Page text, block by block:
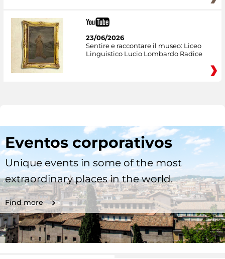
23/06/2026
Sentire e raccontare il museo: Liceo
Linguistico Lucio Lombardo Radice
Eventos corporativos
Unique events in some of the most
extraordinary places in the world.
Find more